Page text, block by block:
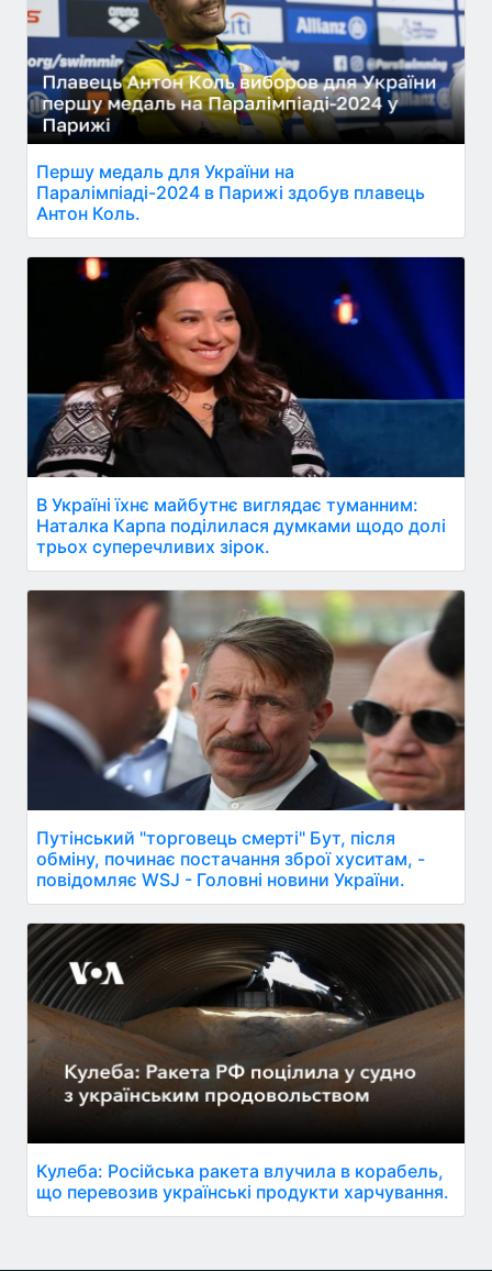
Першу медаль для України на
Паралімпіаді-2024 в Парижі здобув плавець
Антон Коль.
В Україні їхнє майбутнє виглядає туманним:
Наталка Карпа поділилася думками щодо долі
трьох суперечливих зірок.
Путінський "торговець смерті" Бут, після
обміну, починає постачання зброї хуситам, -
повідомляє WSJ - Головні новини України.
Кулеба: Російська ракета влучила в корабель,
що перевозив українські продукти харчування.